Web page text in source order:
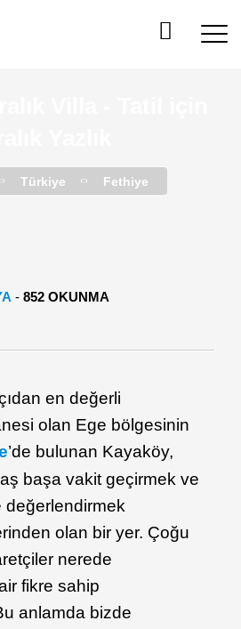
Türkiye Fethiye
- 852 OKUNMA
en değerli
olan Ege bölgesinin
’de bulunan Kayaköy,
başa vakit geçirmek ve
değerlendirmek
olan bir yer. Çoğu
nerede
fikre sahip
anlamda bizde